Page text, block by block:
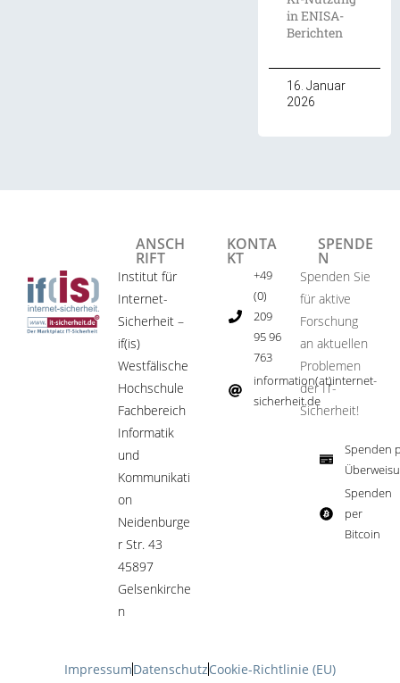
in ENISA-
Berichten
16. Januar
2026
ANSCH
RIFT
Institut für
Internet-
Sicherheit –
if(is)
Westfälische
Hochschule
Fachbereich
Informatik
und
Kommunikati
on
Neidenburge
r Str. 43
45897
Gelsenkirche
n
KONTA
KT
+49
(0)
209
95 96
763
information(at)internet-
sicherheit.de ​
SPENDE
N
Spenden Sie
für aktive
Forschung
an aktuellen
Problemen
der IT-
Sicherheit!​
Spenden
Spenden
per
Bitcoin​
ImpressumDatenschutzCookie-Richtlinie (EU)